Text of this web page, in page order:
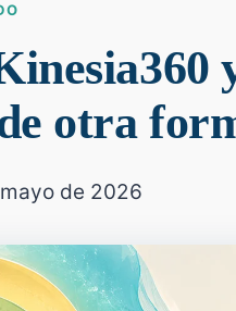
otra
mayo de 2026